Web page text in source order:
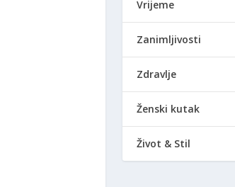
Vrijeme
Zanimljivosti
Zdravlje
Ženski kutak
Život & Stil